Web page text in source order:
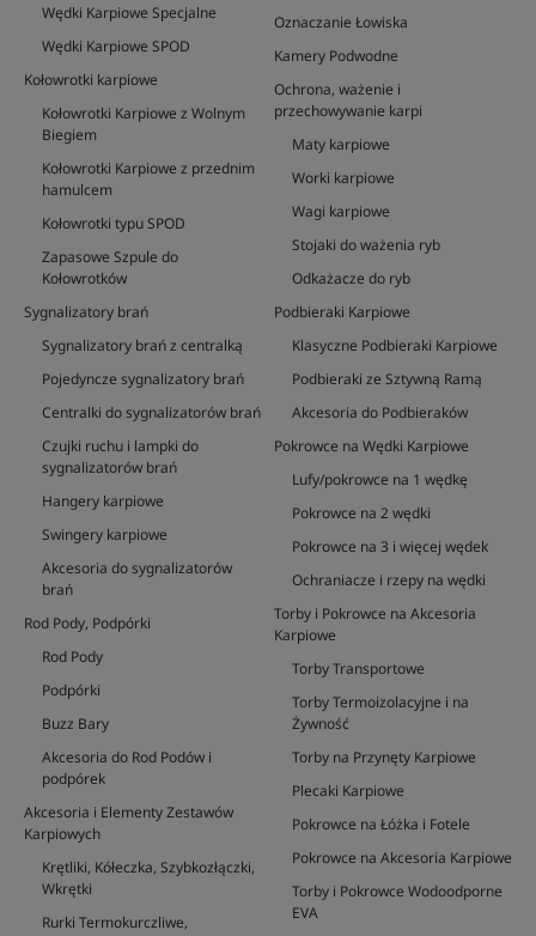
Wędki Karpiowe Specjalne
Wędki Karpiowe SPOD
Kołowrotki karpiowe
Kołowrotki Karpiowe z Wolnym
Biegiem
Kołowrotki Karpiowe z przednim
hamulcem
Kołowrotki typu SPOD
Zapasowe Szpule do
Kołowrotków
Sygnalizatory brań
Sygnalizatory brań z centralką
Pojedyncze sygnalizatory brań
Centralki do sygnalizatorów brań
Czujki ruchu i lampki do
sygnalizatorów brań
Hangery karpiowe
Swingery karpiowe
Akcesoria do sygnalizatorów
brań
Rod Pody, Podpórki
Rod Pody
Podpórki
Buzz Bary
Akcesoria do Rod Podów i
podpórek
Akcesoria i Elementy Zestawów
Karpiowych
Krętliki, Kółeczka, Szybkozłączki,
Wkrętki
Rurki Termokurczliwe,
Oznaczanie Łowiska
Kamery Podwodne
Ochrona, ważenie i
przechowywanie karpi
Maty karpiowe
Worki karpiowe
Wagi karpiowe
Stojaki do ważenia ryb
Odkażacze do ryb
Podbieraki Karpiowe
Klasyczne Podbieraki Karpiowe
Podbieraki ze Sztywną Ramą
Akcesoria do Podbieraków
Pokrowce na Wędki Karpiowe
Lufy/pokrowce na 1 wędkę
Pokrowce na 2 wędki
Pokrowce na 3 i więcej wędek
Ochraniacze i rzepy na wędki
Torby i Pokrowce na Akcesoria
Karpiowe
Torby Transportowe
Torby Termoizolacyjne i na
Żywność
Torby na Przynęty Karpiowe
Plecaki Karpiowe
Pokrowce na Łóżka i Fotele
Pokrowce na Akcesoria Karpiowe
Torby i Pokrowce Wodoodporne
EVA